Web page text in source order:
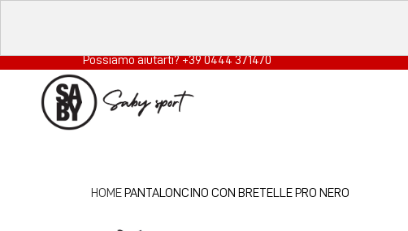
Possiamo aiutarti? +39 0444 371470
HOME PANTALONCINO CON BRETELLE PRO NERO